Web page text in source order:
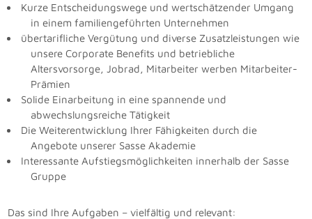
Kurze Entscheidungswege und wertschätzender Umgang
in einem familiengeführten Unternehmen
übertarifliche Vergütung und diverse Zusatzleistungen wie
unsere Corporate Benefits und betriebliche
Altersvorsorge, Jobrad, Mitarbeiter werben Mitarbeiter-
Prämien
Solide Einarbeitung in eine spannende und
abwechslungsreiche Tätigkeit
Die Weiterentwicklung Ihrer Fähigkeiten durch die
Angebote unserer Sasse Akademie
Interessante Aufstiegsmöglichkeiten innerhalb der Sasse
Gruppe
Das sind Ihre Aufgaben – vielfältig und relevant: